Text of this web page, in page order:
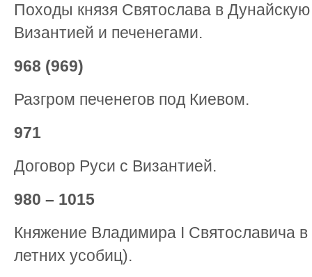
Походы князя Святослава в
Византией и печенегами.
968 (969)
Разгром печенегов под Киевом.
971
Договор Руси с Византией.
980 – 1015
Княжение Владимира I Святославича
летних усобиц).